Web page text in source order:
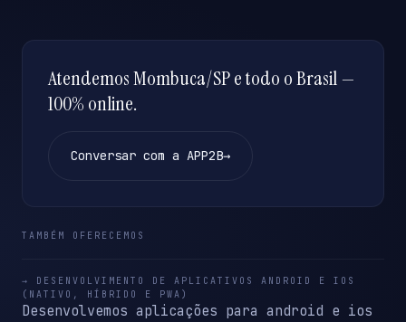
Atendemos Mombuca/SP e todo o Brasil —
100% online.
Conversar com a APP2B→
TAMBÉM OFERECEMOS
→ DESENVOLVIMENTO DE APLICATIVOS ANDROID E IOS
(NATIVO, HÍBRIDO E PWA)
Desenvolvemos aplicações para android e ios